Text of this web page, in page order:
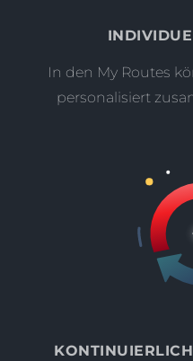
In den My Routes
personalisiert